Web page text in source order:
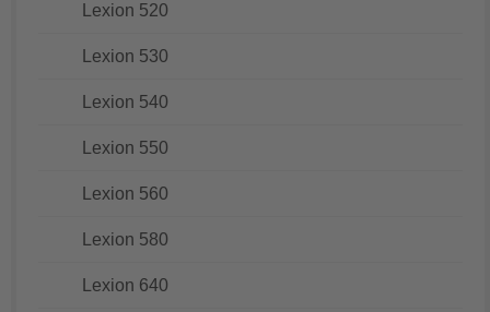
Lexion 520
Lexion 530
Lexion 540
Lexion 550
Lexion 560
Lexion 580
Lexion 640